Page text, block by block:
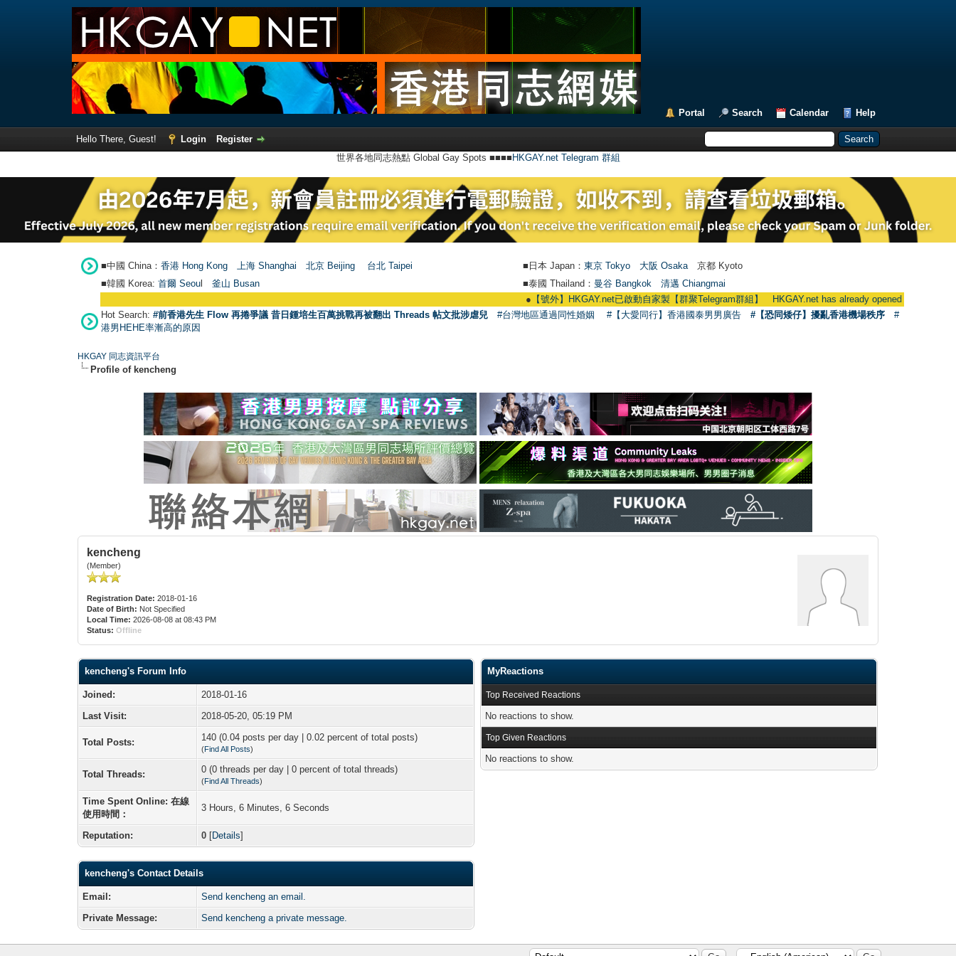
Portal Search Calendar Help
Hello There, Guest! Login
Register
世界各地同志熱點 Global Gay Spots ■■■■ HKGAY.net Telegram 群組
■中國 China： 香港 Hong Kong 上海 Shanghai 北京 Beijing 台北 Taipei ■日本 Japan： 東京 Tokyo 大阪 Osaka 京都 Kyoto
■韓國 Korea: 首爾 Seou 釜山 Busan ■泰國 Thailand： 曼谷 Bangkok
清邁 Chiangmai
【號外】HKGAY.net已啟動自家製【群聚Telegram群組】 HKGAY.net has already opened a home-made
Hot Search: #前香港先生 Flow 再捲爭議 昔日鍾培生百萬挑戰再被翻出 Threads 帖文批涉虐兒 #台灣地區通過同性婚姻 #【大愛同行】香港國泰男男廣告 #【恐同矮仔】擾亂香港機場秩序
#
港男HEHE率漸高的原因
HKGAY 同志資訊平台
Profile of kencheng
kencheng
(Member)
Registration Date: 2018-01-16
Date of Birth: Not Specified
Local Time: 2026-08-08 at 08:43 PM
Status: Offline
kencheng's Forum Info
Joined:
2018-01-16
Last Visit:
2018-05-20, 05:19 PM
Total Posts: 140 (0.04 posts per day | 0.02 percent of total posts)
(Find All Posts)
Total Threads: 0 (0 threads per day | 0 percent of total threads)
(Find All Threads)
Time Spent Online: 在線
使用時間：
3 Hours, 6 Minutes, 6 Seconds
Reputation: 0 [Details]
kencheng's Contact Details
Email:
Send kencheng an email.
Private Message:
Send kencheng a private message.
MyReactions
Top Received Reactions
No reactions to show.
Top Given Reactions
No reactions to show.